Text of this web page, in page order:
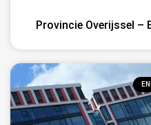
Provincie Overijssel –